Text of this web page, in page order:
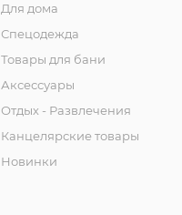
Для дома
Спецодежда
Товары для бани
Аксессуары
Отдых - Развлечения
Канцелярские товары
Новинки